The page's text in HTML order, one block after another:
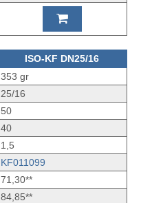
ISO-KF DN25/16
353 gr
25/16
50
40
1,5
KF011099
71,30**
84,85**